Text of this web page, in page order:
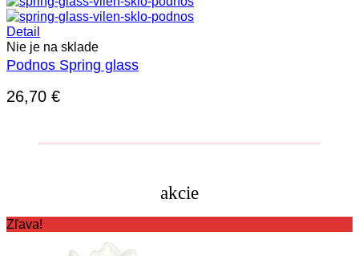
Detail
Nie je na sklade
Podnos Spring glass
26,70 €
akcie
Zľava!